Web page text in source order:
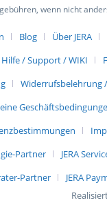
wenn nicht
Blog Über JERA
Hilfe / Support / WIKI
Widerrufsbelehrung
Partner
JERA
Partner
JERA